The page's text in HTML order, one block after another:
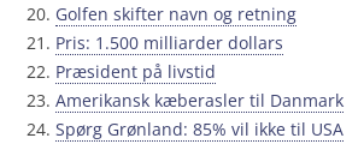
Golfen skifter navn og retning
Pris: 1.500 milliarder dollars
Præsident på livstid
Amerikansk kæberasler til Danmark
Spørg Grønland: 85% vil ikke til USA